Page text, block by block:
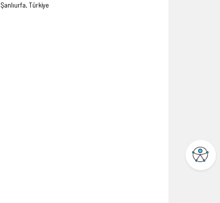
Şanlıurfa, Türkiye